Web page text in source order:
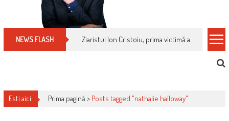
NEWS FLASH Ziaristul Ion Cristoiu, prima victimă a noi
Esti aici: Prima pagină > Posts tagged "nathalie halloway"